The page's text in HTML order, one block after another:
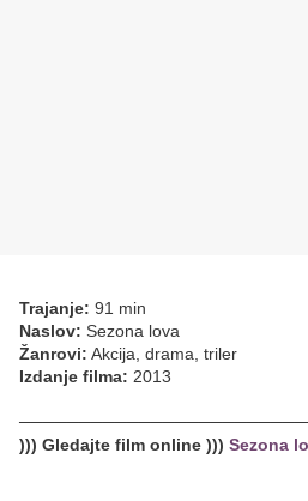
Trajanje: 91 min
Naslov: Sezona lova
Žanrovi: Akcija, drama, triler
Izdanje filma: 2013
))) Gledajte film online ))) Sezona